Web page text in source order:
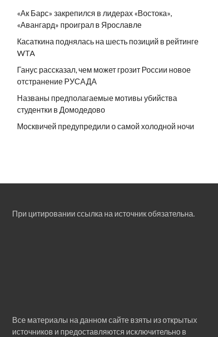
«Ак Барс» закрепился в лидерах «Востока»,
«Авангард» проиграл в Ярославле
Касаткина поднялась на шесть позиций в рейтинге
WTA
Ганус рассказал, чем может грозит России новое
отстранение РУСАДА
Названы предполагаемые мотивы убийства
студентки в Домодедово
Москвичей предупредили о самой холодной ночи
При цитировании ссылка на источник обязательна.
Все материалы на данном сайте взяты из открытых
источников и предоставляются исключительно в